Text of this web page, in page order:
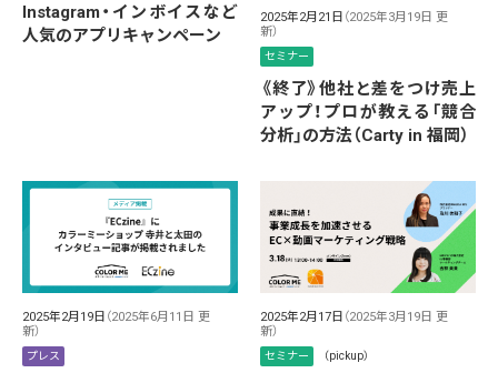
Instagram・インボイスなど
人気のアプリキャンペーン
2025年2月21日 （2025年3月19日 更
新）
セミナー
《終了》他社と差をつけ売上
アップ！プロが教える「競合
分析」の方法（Carty in 福岡）
2025年2月19日 （2025年6月11日 更
新）
プレス
2025年2月17日 （2025年3月19日 更
新）
セミナー （pickup）